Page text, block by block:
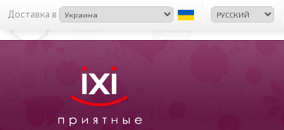
Доставка в